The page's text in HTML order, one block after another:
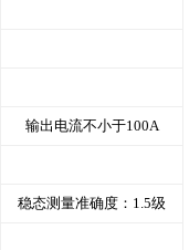
输出电流不小于100A
稳态测量准确度：1.5级